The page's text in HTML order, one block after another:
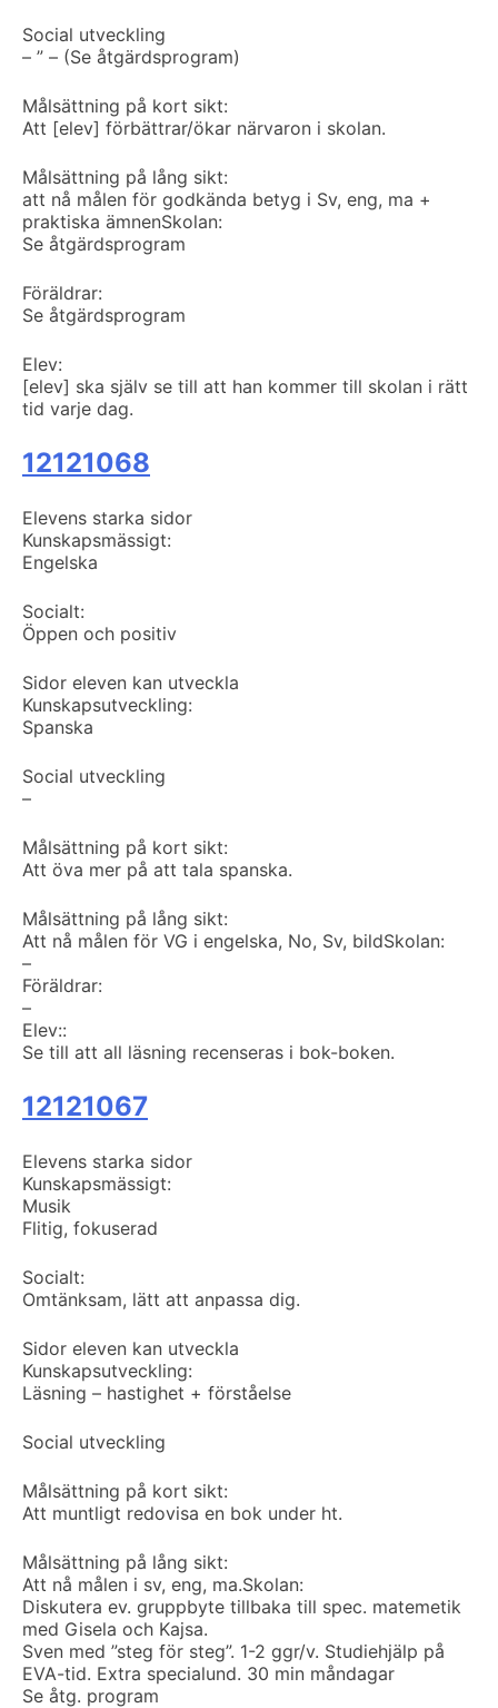
Social utveckling
– ” – (Se åtgärdsprogram)
Målsättning på kort sikt:
Att [elev] förbättrar/ökar närvaron i skolan.
Målsättning på lång sikt:
att nå målen för godkända betyg i Sv, eng, ma +
praktiska ämnenSkolan:
Se åtgärdsprogram
Föräldrar:
Se åtgärdsprogram
Elev:
[elev] ska själv se till att han kommer till skolan i rätt
tid varje dag.
12121068
Elevens starka sidor
Kunskapsmässigt:
Engelska
Socialt:
Öppen och positiv
Sidor eleven kan utveckla
Kunskapsutveckling:
Spanska
Social utveckling
–
Målsättning på kort sikt:
Att öva mer på att tala spanska.
Målsättning på lång sikt:
Att nå målen för VG i engelska, No, Sv, bildSkolan:
–
Föräldrar:
–
Elev::
Se till att all läsning recenseras i bok-boken.
12121067
Elevens starka sidor
Kunskapsmässigt:
Musik
Flitig, fokuserad
Socialt:
Omtänksam, lätt att anpassa dig.
Sidor eleven kan utveckla
Kunskapsutveckling:
Läsning – hastighet + förståelse
Social utveckling
Målsättning på kort sikt:
Att muntligt redovisa en bok under ht.
Målsättning på lång sikt:
Att nå målen i sv, eng, ma.Skolan:
Diskutera ev. gruppbyte tillbaka till spec. matemetik
med Gisela och Kajsa.
Sven med ”steg för steg”. 1-2 ggr/v. Studiehjälp på
EVA-tid. Extra specialund. 30 min måndagar
Se åtg. program